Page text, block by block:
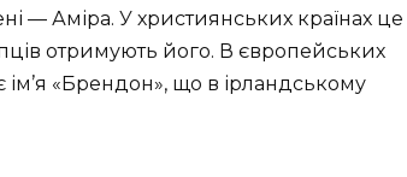
— Аміра. У християнських країнах це
отримують його. В європейських
ім’я «Брендон», що в ірландському